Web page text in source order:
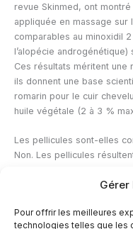
Gérer
Pour offrir les meilleures
technologies telles que les
revue Skinmed, ont
appliquée en massage
comparables au minoxidil
l’alopécie
Ces résultats méritent une
ils donnent une base
romarin pour le cuir
huile végétale (2 à 3 %
Les pellicules sont-elles
Non. Les pellicules
Malassezia, naturellement
sensibilité à ce
transmettre d’une